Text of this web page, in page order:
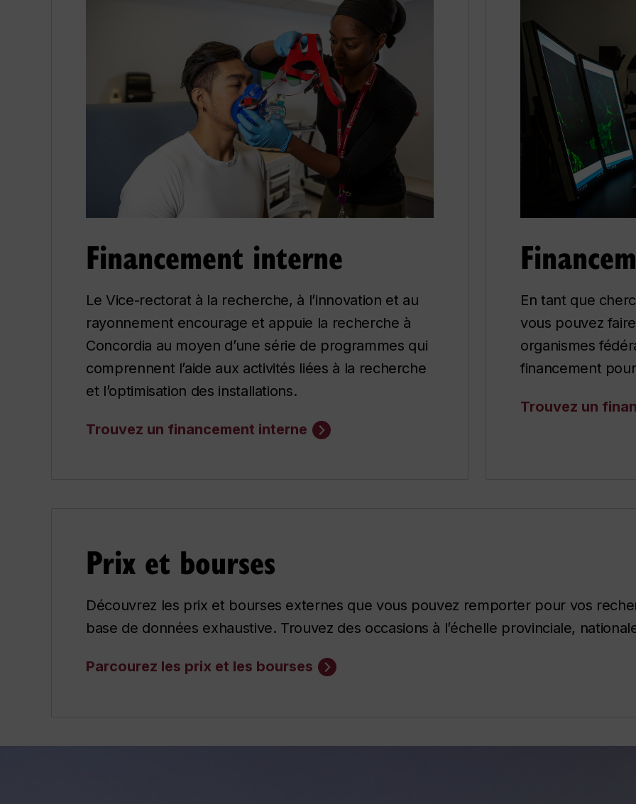
Financement interne
Le Vice-rectorat à la recherche, à l’innovation et au
rayonnement encourage et appuie la recherche à
Concordia au moyen d’une série de programmes qui
comprennent l’aide aux activités liées à la recherche
et l’optimisation des installations.
Trouvez un financement interne
En tant que
vous pouvez
organismes
financement
Trouvez un
Prix et bourses
Découvrez les prix et bourses externes que vous pouvez remporter pour vos
base de données exhaustive. Trouvez des occasions à l’échelle provinciale,
Parcourez les prix et les bourses